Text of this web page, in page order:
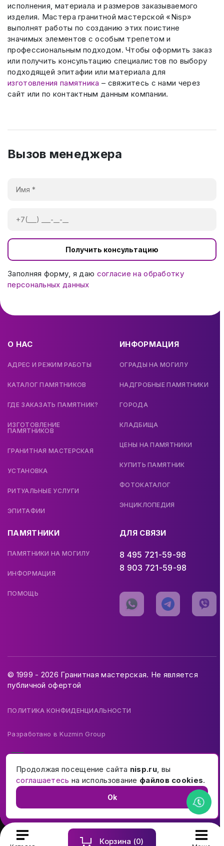
Корзина (0)
исполнения, материала и размеров заказываемого
изделия. Мастера гранитной мастерской «Nisp»
выполнят работы по созданию этих поистине
значимых элементов с особым трепетом и
профессиональным подходом. Чтобы оформить заказ
или получить консультацию специалистов по выбору
подходящей эпитафии или материала для
изготовления памятника – свяжитесь с нами через
сайт или по контактным данным компании.
Вызов менеджера
Получить консультацию
Заполняя форму, я даю согласие на обработку
персональных данных
О НАС
АДРЕС И РЕЖИМ РАБОТЫ
КАТАЛОГ ПАМЯТНИКОВ
ГДЕ ЗАКАЗАТЬ ПАМЯТНИК?
ИЗГОТОВЛЕНИЕ
ПАМЯТНИКОВ
ГРАНИТНАЯ МАСТЕРСКАЯ
УСТАНОВКА
РИТУАЛЬНЫЕ УСЛУГИ
ЭПИТАФИИ
ИНФОРМАЦИЯ
ОГРАДЫ НА МОГИЛУ
НАДГРОБНЫЕ ПАМЯТНИКИ
ГОРОДА
КЛАДБИЩА
ЦЕНЫ НА ПАМЯТНИКИ
КУПИТЬ ПАМЯТНИК
ФОТОКАТАЛОГ
ЭНЦИКЛОПЕДИЯ
ПАМЯТНИКИ
ПАМЯТНИКИ НА МОГИЛУ
ИНФОРМАЦИЯ
ПОМОЩЬ
ДЛЯ СВЯЗИ
8 495 721-59-98
8 903 721-59-98
© 1999 - 2026 Гранитная мастерская. Не является
публичной офертой
ПОЛИТИКА КОНФИДЕНЦИАЛЬНОСТИ
Разработано вKuzmin Group
Продолжая посещение сайта nisp.ru, вы
соглашаетесь на использование файлов cookies.
Ok